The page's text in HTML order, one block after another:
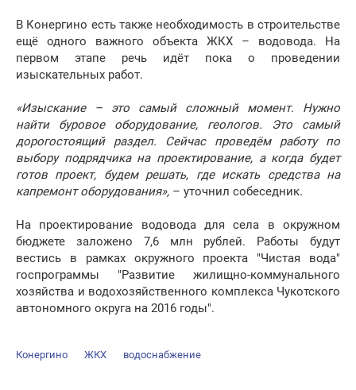
В Конергино есть также необходимость в строительстве
ещё одного важного объекта ЖКХ – водовода. На
первом этапе речь идёт пока о проведении
изыскательных работ.
«Изыскание – это самый сложный момент. Нужно
найти буровое оборудование, геологов. Это самый
дорогостоящий раздел. Сейчас проведём работу по
выбору подрядчика на проектирование, а когда будет
готов проект, будем решать, где искать средства на
капремонт оборудования», – уточнил собеседник.
На проектирование водовода для села в окружном
бюджете заложено 7,6 млн рублей. Работы будут
вестись в рамках окружного проекта "Чистая вода"
госпрограммы "Развитие жилищно-коммунального
хозяйства и водохозяйственного комплекса Чукотского
автономного округа на 2016 годы".
Конергино ЖКХ водоснабжение